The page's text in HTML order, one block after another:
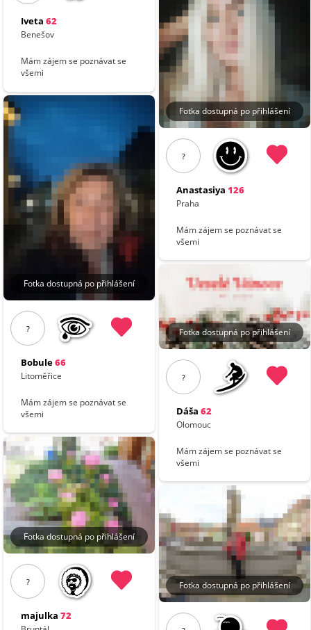
Iveta 62
Benešov
Mám zájem se poznávat se
všemi
Fotka dostupná po přihlášení
?
Bobule66
Litoměřice
Mám zájem se poznávat se
všemi
Fotka dostupná po přihlášení
?
majulka 72
Fotka dostupná po přihlášení
?
Anastasiya 126
Praha
Mám zájem se poznávat se
všemi
Fotka dostupná po přihlášení
?
Dáša 62
Olomouc
Mám zájem se poznávat se
všemi
Fotka dostupná po přihlášení